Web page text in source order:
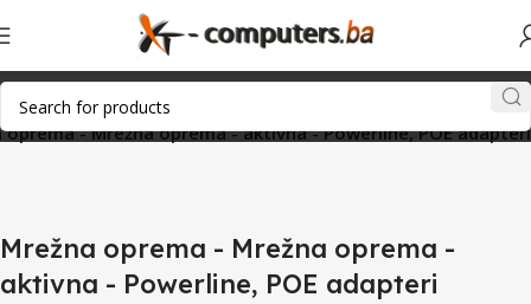
oprema - Mrežna oprema - aktivna - Powerline, POE adapteri
Mrežna oprema - Mrežna oprema -
aktivna - Powerline, POE adapteri